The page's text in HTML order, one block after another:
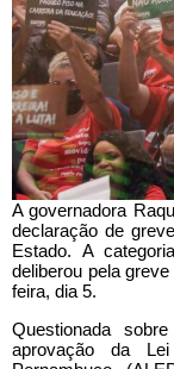
A governadora
declaração de
Estado. A
deliberou pela
feira, dia 5.
Questionada
aprovação da